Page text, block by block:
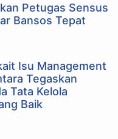
Petugas Sensus
Bansos Tepat
Isu Management
Tegaskan
Tata Kelola
Baik